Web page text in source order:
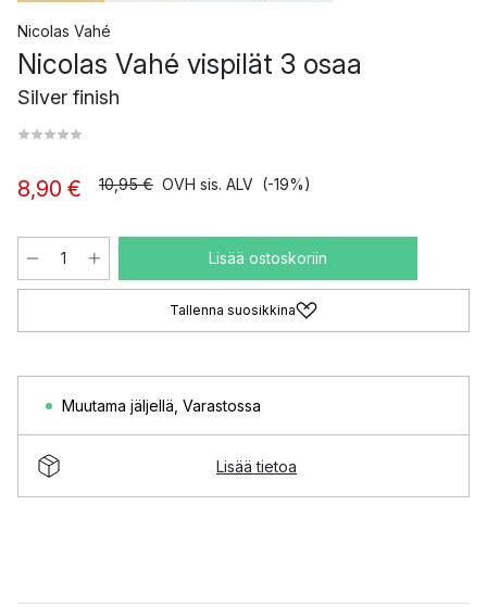
Nicolas Vahé
Nicolas Vahé vispilät 3 osaa
Silver finish
8,90 € 10,95 € OVH sis. ALV (-19%)
Lisää ostoskoriin
Tallenna suosikkina
Muutama jäljellä Varastossa
Lisää tietoa